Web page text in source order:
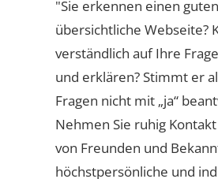
"Sie erkennen einen guten
übersichtliche Webseite?
verständlich auf Ihre
und erklären? Stimmt er
Fragen nicht mit „ja“
Nehmen Sie ruhig
von Freunden und
höchstpersönliche und